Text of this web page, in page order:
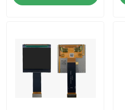
Video
Manifestazione di VR